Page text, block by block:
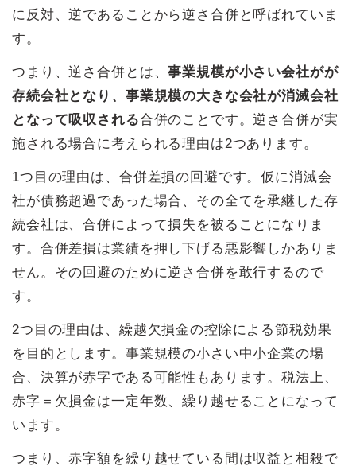
に反対、逆であることから逆さ合併と呼ばれていま
す。
つまり、逆さ合併とは、事業規模が小さい会社がが
存続会社となり、事業規模の大きな会社が消滅会社
となって吸収される合併のことです。逆さ合併が実
施される場合に考えられる理由は2つあります。
1つ目の理由は、合併差損の回避です。仮に消滅会
社が債務超過であった場合、その全てを承継した存
続会社は、合併によって損失を被ることになりま
す。合併差損は業績を押し下げる悪影響しかありま
せん。その回避のために逆さ合併を敢行するので
す。
2つ目の理由は、繰越欠損金の控除による節税効果
を目的とします。事業規模の小さい中小企業の場
合、決算が赤字である可能性もあります。税法上、
赤字＝欠損金は一定年数、繰り越せることになって
います。
つまり、赤字額を繰り越せている間は収益と相殺で